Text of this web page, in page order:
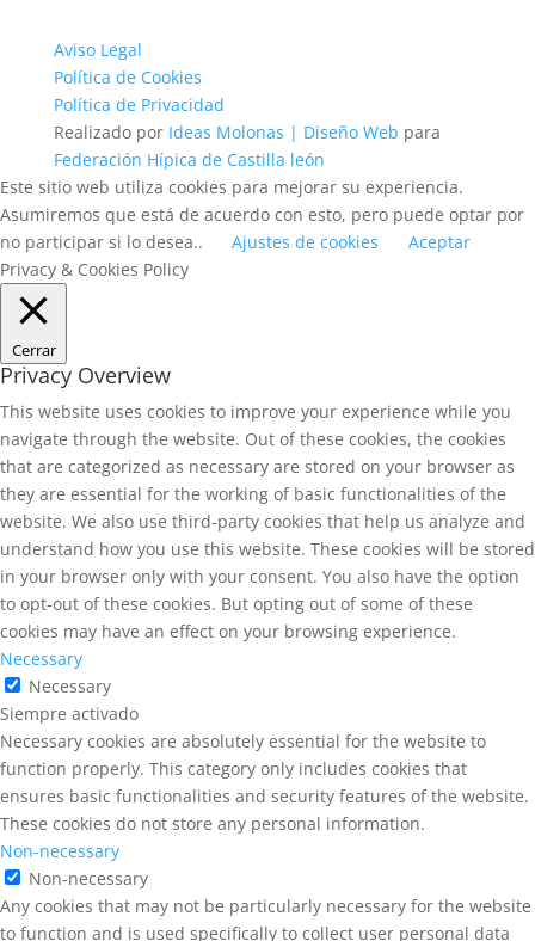
Aviso Legal
Política de Cookies
Política de Privacidad
Realizado por Ideas Molonas | Diseño Web para
Federación Hípica de Castilla león
Este sitio web utiliza cookies para mejorar su experiencia.
Asumiremos que está de acuerdo con esto, pero puede optar por
no participar si lo desea..
Ajustes de cookies
Aceptar
Privacy & Cookies Policy
Cerrar
Privacy Overview
This website uses cookies to improve your experience while you
navigate through the website. Out of these cookies, the cookies
that are categorized as necessary are stored on your browser as
they are essential for the working of basic functionalities of the
website. We also use third-party cookies that help us analyze and
understand how you use this website. These cookies will be stored
in your browser only with your consent. You also have the option
to opt-out of these cookies. But opting out of some of these
cookies may have an effect on your browsing experience.
Necessary
Necessary
Siempre activado
Necessary cookies are absolutely essential for the website to
function properly. This category only includes cookies that
ensures basic functionalities and security features of the website.
These cookies do not store any personal information.
Non-necessary
Non-necessary
Any cookies that may not be particularly necessary for the website
to function and is used specifically to collect user personal data